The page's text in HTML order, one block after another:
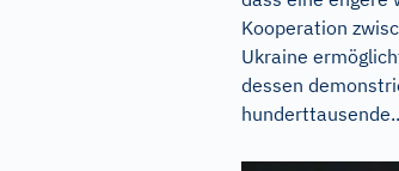
Kooperation
Ukraine
dessen